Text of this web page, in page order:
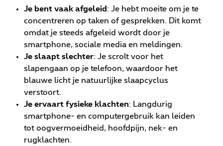
Je bent vaak afgeleid : Je hebt moeite om je te
concentreren op taken of gesprekken. Dit komt
omdat je steeds afgeleid wordt door je
smartphone, sociale media en meldingen.
Je slaapt slechter: Je scrolt voor het
slapengaan op je telefoon, waardoor het
blauwe licht je natuurlijke slaapcyclus
verstoort.
Je ervaart fysieke klachten: Langdurig
smartphone- en computergebruik kan leiden
tot oogvermoeidheid, hoofdpijn, nek- en
rugklachten.